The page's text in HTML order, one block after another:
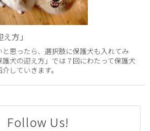
方」
思ったら、選択肢に保護犬も入れてみ
護犬の迎え方」では７回にわたって保護犬
していきます。
Follow Us!